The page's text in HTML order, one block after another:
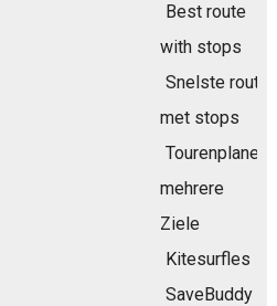
Best route
with stops
Snelste route
met stops
Tourenplaner
mehrere
Ziele
Kitesurfles
SaveBuddy